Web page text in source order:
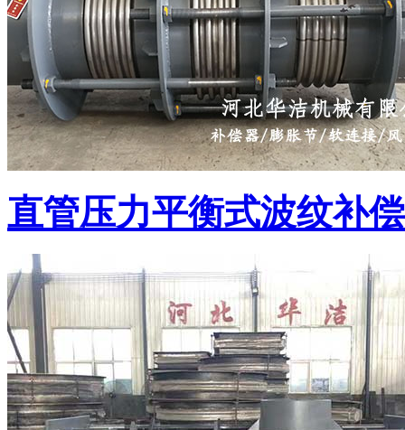
直管压力平衡式波纹补